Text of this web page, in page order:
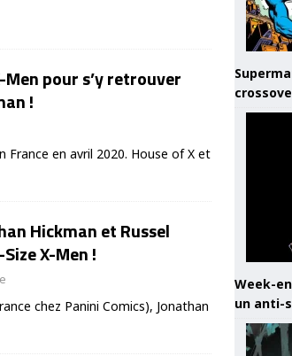
Men pour s’y retrouver
!
France en avril 2020. House of X et
Hickman et Russel
X-Men !
chez Panini Comics), Jonathan
Week-
un anti-